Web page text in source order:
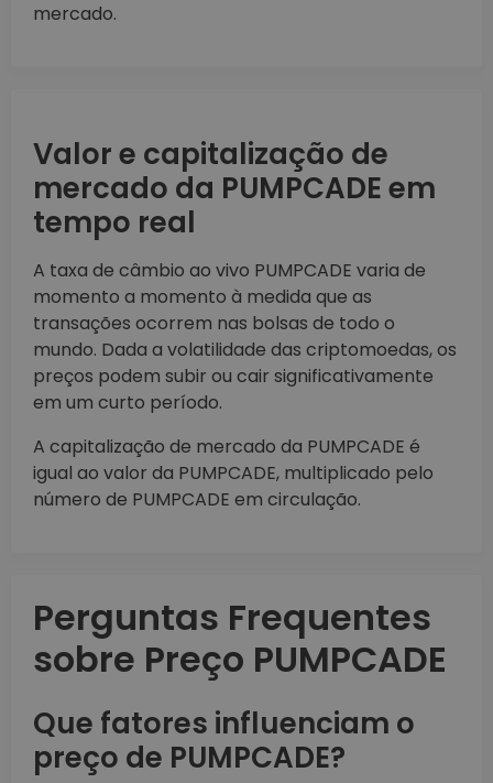
mercado.
Valor e capitalização de
mercado da PUMPCADE em
tempo real
A taxa de câmbio ao vivo PUMPCADE varia de
momento a momento à medida que as
transações ocorrem nas bolsas de todo o
mundo. Dada a volatilidade das criptomoedas, os
preços podem subir ou cair significativamente
em um curto período.
A capitalização de mercado da PUMPCADE é
igual ao valor da PUMPCADE, multiplicado pelo
número de PUMPCADE em circulação.
Perguntas Frequentes
sobre Preço PUMPCADE
Que fatores influenciam o
preço de PUMPCADE?